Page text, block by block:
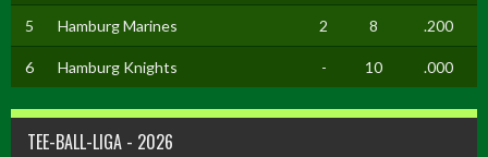
5 Hamburg Marines 2 8 .200
6 Hamburg Knights - 10 .000
TEE-BALL-LIGA - 2026